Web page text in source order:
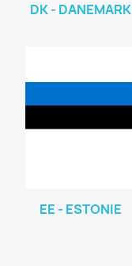
DK - DANEMARK
EE - ESTONIE